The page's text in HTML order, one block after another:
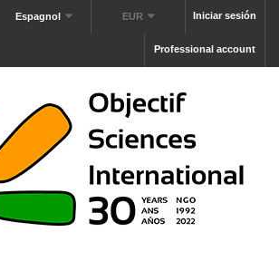
Iniciar sesión
EUR
Espagnol
Professional account